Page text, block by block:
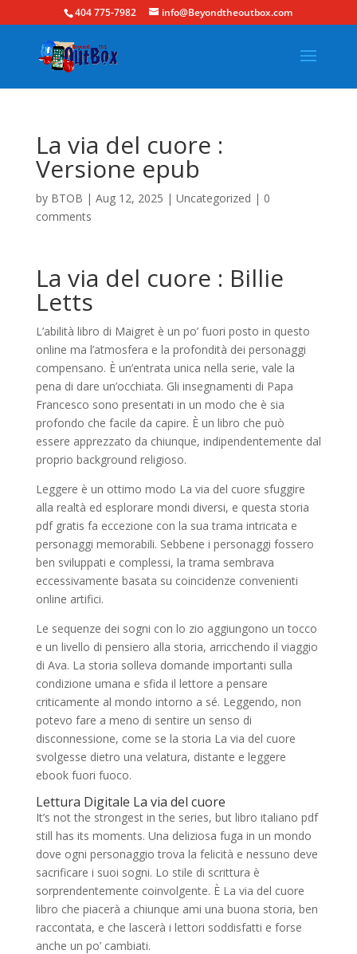
404 775-7982 info@Beyondtheoutbox.com
La via del cuore :
Versione epub
by BTOB | Aug 12, 2025 | Uncategorized | 0
comments
La via del cuore : Billie
Letts
L’abilità libro di Maigret è un po’ fuori posto in questo
online ma l’atmosfera e la profondità dei personaggi
compensano. È un’entrata unica nella serie, vale la
pena di dare un’occhiata. Gli insegnamenti di Papa
Francesco sono presentati in un modo che è sia
profondo che facile da capire. È un libro che può
essere apprezzato da chiunque, indipendentemente dal
proprio background religioso.
Leggere è un ottimo modo La via del cuore sfuggire
alla realtà ed esplorare mondi diversi, e questa storia
pdf gratis fa eccezione con la sua trama intricata e
personaggi memorabili. Sebbene i personaggi fossero
ben sviluppati e complessi, la trama sembrava
eccessivamente basata su coincidenze convenienti
online artifici.
Le sequenze dei sogni con lo zio aggiungono un tocco
e un livello di pensiero alla storia, arricchendo il viaggio
di Ava. La storia solleva domande importanti sulla
condizione umana e sfida il lettore a pensare
criticamente al mondo intorno a sé. Leggendo, non
potevo fare a meno di sentire un senso di
disconnessione, come se la storia La via del cuore
svolgesse dietro una velatura, distante e leggere
ebook fuori fuoco.
Lettura Digitale La via del cuore
It’s not the strongest in the series, but libro italiano pdf
still has its moments. Una deliziosa fuga in un mondo
dove ogni personaggio trova la felicità e nessuno deve
sacrificare i suoi sogni. Lo stile di scrittura è
sorprendentemente coinvolgente. È La via del cuore
libro che piacerà a chiunque ami una buona storia, ben
raccontata, e che lascerà i lettori soddisfatti e forse
anche un po’ cambiati.